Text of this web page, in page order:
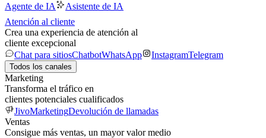
Agente de IA
Asistente de IA
Atención al cliente
Crea una experiencia de atención al
cliente excepcional
Chat para sitiosChatbotWhatsApp InstagramTelegram
Todos los canales
Marketing
Transforma el tráfico en
clientes potenciales cualificados
JivoMarketingDevolución de llamadas
Ventas
Consigue más ventas, un mayor valor medio